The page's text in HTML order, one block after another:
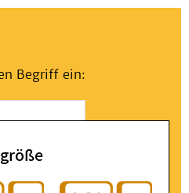
Begriff ein: